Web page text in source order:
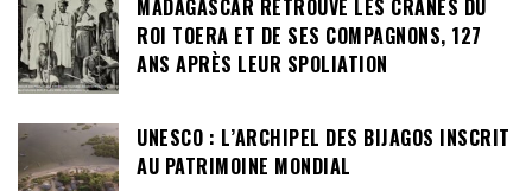
MADAGASCAR RETROUVE LES CRÂNES DU
ROI TOERA ET DE SES COMPAGNONS, 127
ANS APRÈS LEUR SPOLIATION
UNESCO : L’ARCHIPEL DES BIJAGOS INSCRIT
AU PATRIMOINE MONDIAL